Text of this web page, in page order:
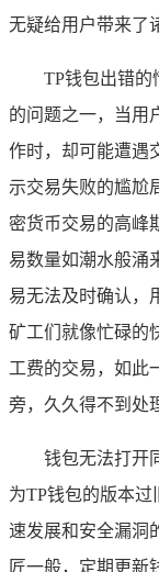
无疑给用户带来了
TP钱包出错的
的问题之一，当用
作时，却可能遭遇
示交易失败的尴尬
密货币交易的高峰
易数量如潮水般涌
易无法及时确认，
矿工们就像忙碌的
工费的交易，如此
旁，久久得不到处
钱包无法打开
为TP钱包的版本
速发展和安全漏洞
匠一般，定期更新